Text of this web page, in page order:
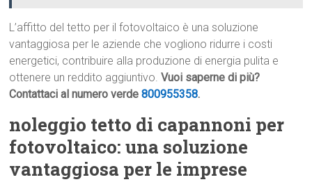
L’affitto del tetto per il fotovoltaico è una soluzione
vantaggiosa per le aziende che vogliono ridurre i costi
energetici, contribuire alla produzione di energia pulita e
ottenere un reddito aggiuntivo.Vuoi saperne di più?
Contattaci al numero verde800955358.
noleggio tetto di capannoni per
fotovoltaico: una soluzione
vantaggiosa per le imprese